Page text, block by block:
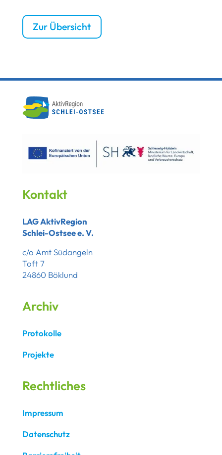
Zur Übersicht
Kontakt
LAG AktivRegion
Schlei-Ostsee e. V.
c/o Amt Südangeln
Toft 7
24860 Böklund
Archiv
Protokolle
Projekte
Rechtliches
Impressum
Datenschutz